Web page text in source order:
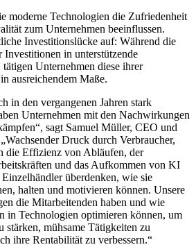
moderne Technologien die Zufriedenheit
zum Unternehmen beeinflussen.
Investitionslücke auf: Während die
in unterstützende
Unternehmen diese ihrer
ausreichendem Maße.
in den vergangenen Jahren stark
Unternehmen mit den Nachwirkungen
sagt Samuel Müller, CEO und
Druck durch Verbraucher,
die Effizienz von Abläufen, der
und das Aufkommen von KI
überdenken, wie sie
halten und motivieren können. Unsere
die Mitarbeitenden haben und wie
in Technologien optimieren können, um
stärken, mühsame Tätigkeiten zu
ihre Rentabilität zu verbessern.“